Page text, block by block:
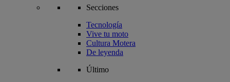
Secciones
Tecnología
Vive tu moto
Cultura Motera
De leyenda
Último